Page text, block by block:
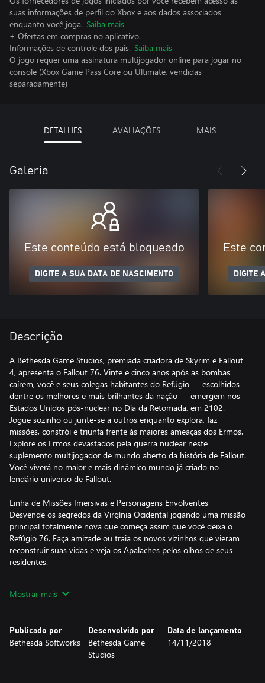
suas informações de perfil do Xbox e aos dados associados
enquanto você joga. Saiba mais
+ Ofertas em compras no aplicativo.
Informações de controle dos pais. Saiba mais
O jogo requer uma assinatura multijogador online para jogar no
console (Xbox Game Pass Core ou Ultimate, vendidas
separadamente)
DETALHES AVALIAÇÕES MAIS
Galeria
Este conteúdo está bloqueado
DIGITE A SUA DATA DE NASCIMENTO
Este
DIGITE
Descrição
A Bethesda Game Studios, premiada criadora de Skyrim e Fallout
4, apresenta o Fallout 76. Vinte e cinco anos após as bombas
caírem, você e seus colegas habitantes do Refúgio — escolhidos
dentre os melhores e mais brilhantes da nação — emergem nos
Estados Unidos pós-nuclear no Dia da Retomada, em 2102.
Jogue sozinho ou junte-se a outros enquanto explora, faz
missões, constrói e triunfa frente às maiores ameaças dos Ermos.
Explore os Ermos devastados pela guerra nuclear neste
suplemento multijogador de mundo aberto da história de Fallout.
Você viverá no maior e mais dinâmico mundo já criado no
lendário universo de Fallout.
Linha de Missões Imersivas e Personagens Envolventes
Desvende os segredos da Virgínia Ocidental jogando uma missão
principal totalmente nova que começa assim que você deixa o
Refúgio 76. Faça amizade ou traia os novos vizinhos que vieram
reconstruir suas vidas e veja os Apalaches pelos olhos de seus
residentes.
Progrida a cada temporada e desbloqueie recompensas
RPG Multijogador
Crie seu personagem com o sistema S.P.E.C.I.A.L. e forme seu
centenas de locais. Seja jogando sozinho ou com amigos, uma
Mostrar mais
Publicado por
Bethesda Softworks
Desenvolvido por
Bethesda Game
Studios
Data de lançamento
14/11/2018